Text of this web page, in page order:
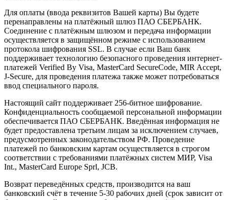
Для оплаты (ввода реквизитов Вашей карты) Вы будете
перенаправлены на платёжный шлюз ПАО СБЕРБАНК.
Соединение с платёжным шлюзом и передача информации
осуществляется в защищённом режиме с использованием
протокола шифрования SSL. В случае если Ваш банк
поддерживает технологию безопасного проведения интернет-
платежей Verified By Visa, MasterCard SecureCode, MIR Accept,
J-Secure, для проведения платежа также может потребоваться
ввод специального пароля.
Настоящий сайт поддерживает 256-битное шифрование.
Конфиденциальность сообщаемой персональной информации
обеспечивается ПАО СБЕРБАНК. Введённая информация не
будет предоставлена третьим лицам за исключением случаев,
предусмотренных законодательством РФ. Проведение
платежей по банковским картам осуществляется в строгом
соответствии с требованиями платёжных систем МИР, Visa
Int., MasterCard Europe Sprl, JCB.
Возврат переведённых средств, производится на ваш
банковский счёт в течение 5-30 рабочих дней (срок зависит от